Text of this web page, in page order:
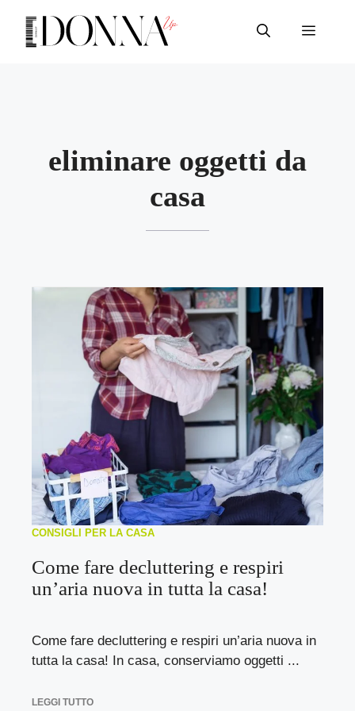
contenuto
Menu
eliminare oggetti da
casa
CONSIGLI PER LA CASA
Come fare decluttering e respiri
un’aria nuova in tutta la casa!
Come fare decluttering e respiri un’aria nuova in
tutta la casa! In casa, conserviamo oggetti ...
LEGGI TUTTO